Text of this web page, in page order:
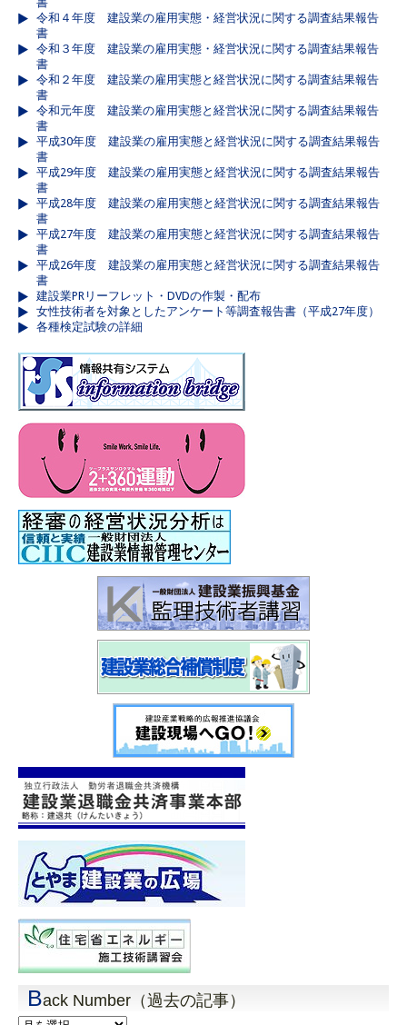
令和４年度 建設業の雇用実態・経営状況に関する調査結果報告
書
令和３年度 建設業の雇用実態・経営状況に関する調査結果報告
書
令和２年度 建設業の雇用実態と経営状況に関する調査結果報告
書
令和元年度 建設業の雇用実態と経営状況に関する調査結果報告
書
平成30年度 建設業の雇用実態と経営状況に関する調査結果報告
書
平成29年度 建設業の雇用実態と経営状況に関する調査結果報告
書
平成28年度 建設業の雇用実態と経営状況に関する調査結果報告
書
平成27年度 建設業の雇用実態と経営状況に関する調査結果報告
書
平成26年度 建設業の雇用実態と経営状況に関する調査結果報告
書
建設業PRリーフレット・DVDの作製・配布
女性技術者を対象としたアンケート等調査報告書（平成27年度）
各種検定試験の詳細
Back Number（過去の記事）
Back